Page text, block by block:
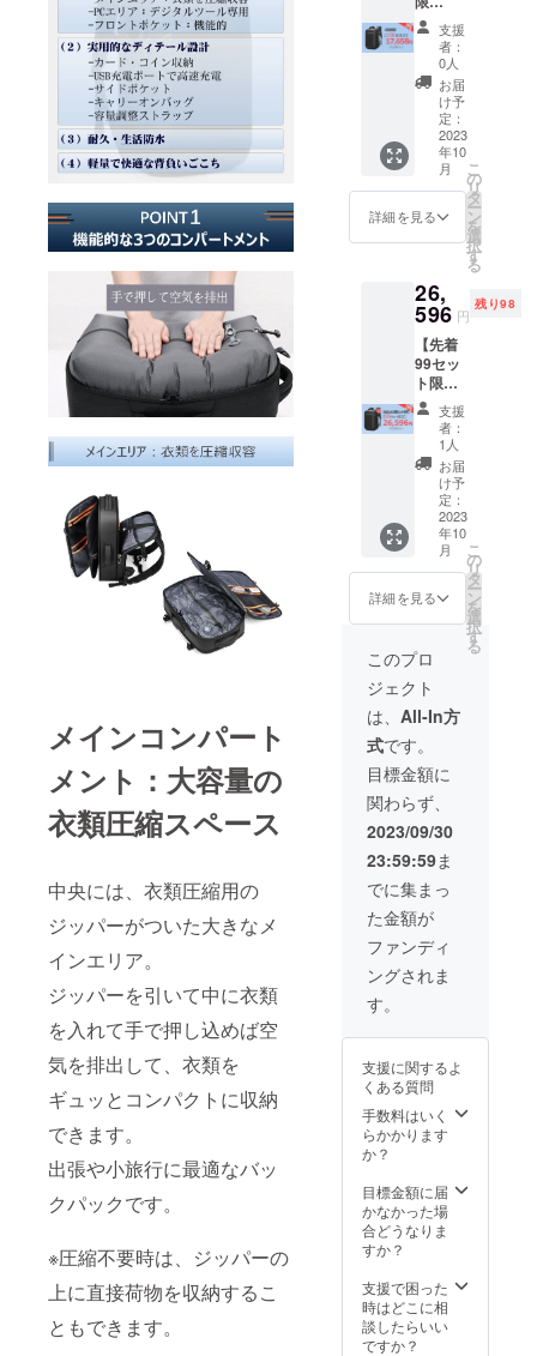
メインコンパート
メント：大容量の
衣類圧縮スペース
中央には、衣類圧縮用の
ジッパーがついた大きなメ
インエリア。
ジッパーを引いて中に衣類
を入れて手で押し込めば空
気を排出して、衣類を
ギュッとコンパクトに収納
できます。
出張や小旅行に最適なバッ
クパックです。
※圧縮不要時は、ジッパーの
上に直接荷物を収納するこ
ともできます。
があり
ます。
※沖縄及
び離島
へのお
届けの
場合
は、別
途「沖
縄／離
島向け
の追加
だく必
要があ
す。
性もご
ざいま
す。ご
了承く
ださ
い。 ※
ご注文
状況、
使用部
材の供
給状
合等に
より出
荷時期
が遅れ
る場合
があり
ます。
※沖縄及
び離島
へのお
届けの
場合
は、別
途「沖
縄／離
島向け
の追加
入いた
要があ
りま
定！】
衣類圧
縮バッ
クパッ
ク（ブ
ラッ
ク）×1
[一般販
売予定
価格
￥21,80
0円
（税・
込）の
19％OF
F] ※デザ
イン・
仕様は
一部変
更にな
る可能
性もご
ざいま
す。ご
了承く
ださ
い。 ※
ご注文
状況、
使用部
況、製
造工程
上の都
合等に
より出
荷時期
が遅れ
る場合
があり
ます。
※沖縄及
び離島
へのお
届けの
場合
は、別
途「沖
縄／離
送料」
入いた
だく必
要があ
りま
支援
者：
0人
お届
け予
定：
2023
年10
月
詳細を見る
こ
の
リ
タ
ー
ン
を
選
択
す
る
26,
596 円
残り98
【先着
99セッ
ト限
定！】
衣類圧
縮バッ
クパッ
ク（ブ
ラッ
ク）×2
[一般販
売予定
価格
￥43,60
0円
（税・
送料
込）の
39％OF
F] ※デザ
イン・
仕様は
一部変
更にな
る可能
性もご
ざいま
す。ご
了承く
ださ
い。 ※
ご注文
状況、
使用部
況、製
上の都
合等に
より出
荷時期
が遅れ
があり
ます。
※沖縄及
び離島
届けの
場合
は、別
途「沖
支援
者：
1人
お届
け予
定：
2023
年10
月
詳細を見る
こ
の
リ
タ
ー
ン
を
選
択
す
る
このプロ
ジェクト
は、 All-In方
式です。
目標金額に
関わらず、
2023/09/30
23:59:59ま
でに集まっ
た金額が
ファンディ
ングされま
す。
支援に関するよ
くある質問
手数料はいく
らかかります
か？
目標金額に届
かなかった場
合どうなりま
すか？
支援で困った
時はどこに相
談したらいい
ですか？